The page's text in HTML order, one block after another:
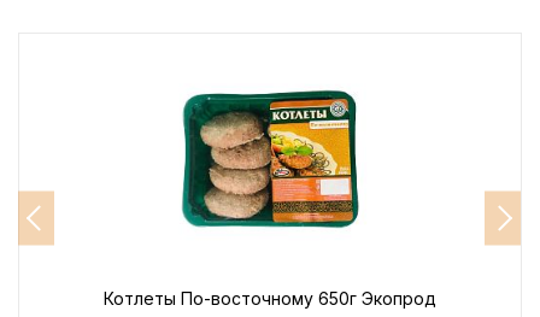
Котлеты По-восточному 650г Экопрод